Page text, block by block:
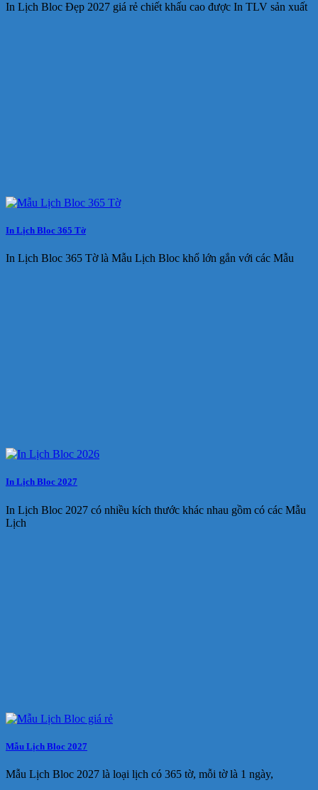
In Lịch Bloc Đẹp 2027 giá rẻ chiết khấu cao được In TLV sản xuất
In Lịch Bloc 365 Tờ
In Lịch Bloc 365 Tờ là Mẫu Lịch Bloc khổ lớn gắn với các Mẫu
In Lịch Bloc 2027
In Lịch Bloc 2027 có nhiều kích thước khác nhau gồm có các Mẫu
Lịch
Mẫu Lịch Bloc 2027
Mẫu Lịch Bloc 2027 là loại lịch có 365 tờ, mỗi tờ là 1 ngày,